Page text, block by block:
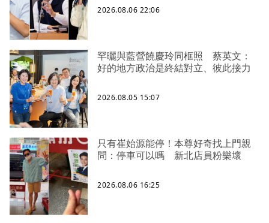
2026.08.06 22:06
罕曬與藍營饒慶玲同框照 蔡英文：
好的地方政治是終結對立、彼此接力
2026.08.05 15:07
只有崔始源能停！本尊好奇找上門親
問：停車可以嗎 新北店員粉樂壞
2026.08.06 16:25